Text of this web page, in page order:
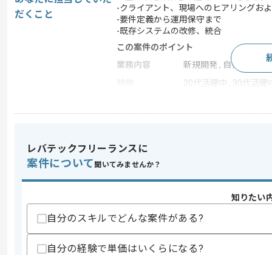
だくこと
-クライアント、現場へのヒアリングお
-要件定義から運用保守まで
-既存システムの改修、統合
この案件のポイント
業務内容
新規開発 , 自社製品開
20代活躍中 , 30代活躍
スキル
・要件定義から運用保守まで一連の開発
・スプレッドシートやExcelの関数、デ
上記に似た経験やスキルをお持ちであれば申
レバテックフリーランスに
案件について 聞いてみませんか？
知りたい
自分のスキルでどんな案件がある?
自分の経験で単価はいくらになる?